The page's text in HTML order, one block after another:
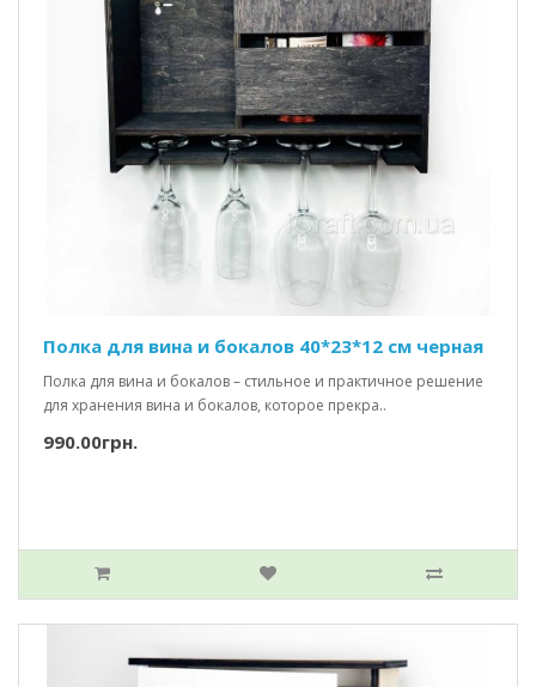
Полка для вина и бокалов 40*23*12 см черная
Полка для вина и бокалов – стильное и практичное решение
для хранения вина и бокалов, которое прекра..
990.00грн.